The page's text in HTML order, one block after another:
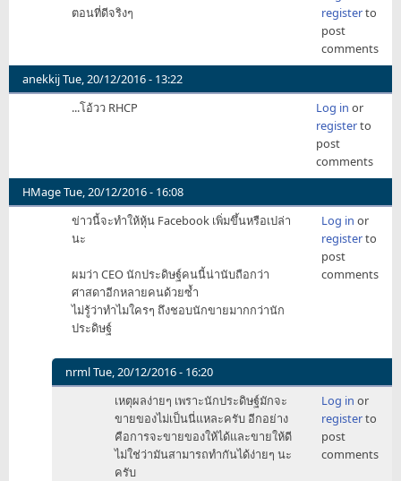
ตอนที่ดีจริงๆ
registerto
post
comments
anekkijTue, 20/12/2016 - 13:22
...โอ้วว RHCP
Log in or
registerto
post
comments
HMageTue, 20/12/2016 - 16:08
ข่าว​นี้​จะ​ทำให้​หุ้น​ Facebook​ เพิ่มขึ้น​หรือเปล่า​
นะ
ผมว่า CEO นัก​ประดิษฐ์​คน​นี้​น่านับถือ​กว่า​
ศาสดา​อีก​หลาย​คน​ด้วย​ซ้ำ​
ไม่รู้​ว่า​ทำไม​ใคร​ๆ ถึงชอบ​นัก​ขาย​มากกว่า​นัก​
ประดิษฐ์​
Log in or
registerto
post
comments
nrmlTue, 20/12/2016 - 16:20
In
เหตุผลง่ายๆ เพราะนักประดิษฐ์มักจะ
ขายของไม่เป็นนี่แหละครับ อีกอย่าง
คือการจะขายของให้ได้และขายให้ดี
ไม่ใช่ว่ามันสามารถทำกันได้ง่ายๆ นะ
ครับ
Log in or
registerto
post
comments